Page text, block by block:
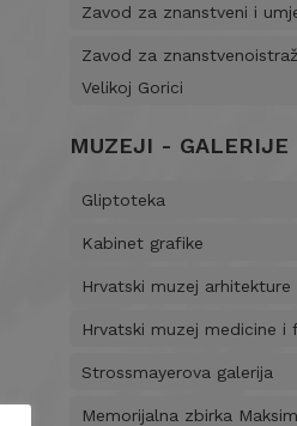
Zavod za znanstveni i
Zavod za
Velikoj Gorici
MUZEJI - GALERIJE
Gliptoteka
Kabinet grafike
Hrvatski muzej arhitekture
Hrvatski muzej medicine i
Strossmayerova galerija
Memorijalna zbirka